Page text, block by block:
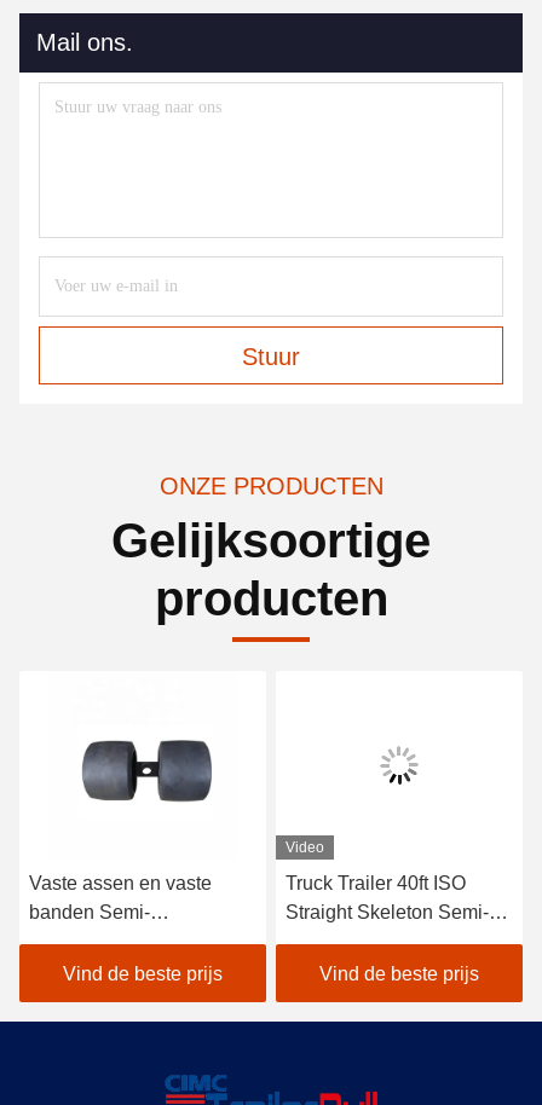
Mail ons.
Stuur
ONZE PRODUCTEN
Gelijksoortige
producten
Vaste assen en vaste
banden Semi-
aanhangwagensystemen
voor maximale lading van
80 t tot 100 ton
Vind de beste prijs
Video
Truck Trailer 40ft ISO
Straight Skeleton Semi-
trailers voor het leveren
van lichte containers
Vind de beste prijs